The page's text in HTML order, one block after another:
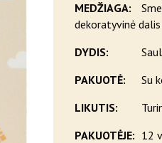
MEDŽIAGA:
dekoratyvinė
DYDIS:
PAKUOTĖ:
Su
LIKUTIS:
PAKUOTĖJE: 12